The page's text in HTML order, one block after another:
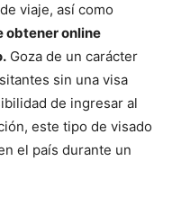
viaje, así como
obtener online
Goza de un carácter
sin una visa
de ingresar al
este tipo de visado
el país durante un